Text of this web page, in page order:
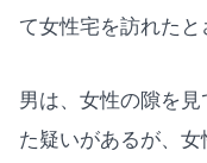
て女性宅を訪れたと
男は、女性の隙を
た疑いがあるが、